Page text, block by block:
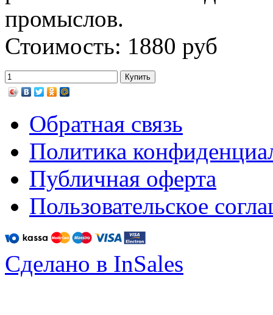
промыслов.
Стоимость: 1880 руб
Обратная связь
Политика
Публичная оферта
Пользовательское
Сделано в InSales